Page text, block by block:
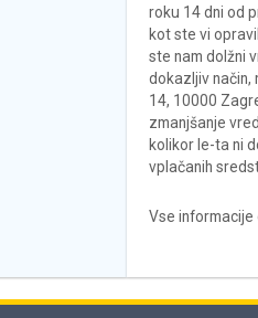
roku 14 dni od
kot ste vi
ste nam dolžni
dokazljiv način,
14, 10000
zmanjšanje
kolikor le-ta ni
vplačanih
Vse informacije